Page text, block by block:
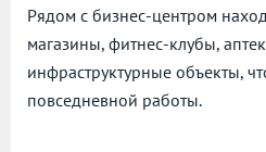
Рядом с бизнес-центром
магазины, фитнес-клубы,
инфраструктурные объекты,
повседневной работы.